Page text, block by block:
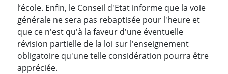
l’école. Enfin, le Conseil d'Etat informe que la voie
générale ne sera pas rebaptisée pour l'heure et
que ce n'est qu'à la faveur d'une éventuelle
révision partielle de la loi sur l'enseignement
obligatoire qu'une telle considération pourra être
appréciée.